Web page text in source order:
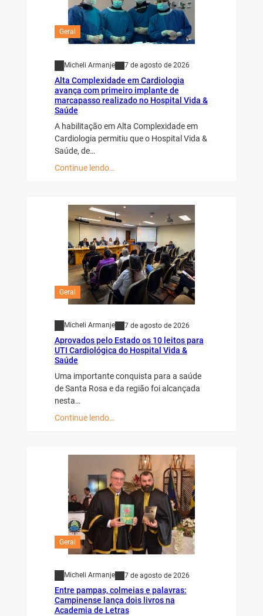
Geral
Micheli Armanje 7 de agosto de 2026
Alta Complexidade em Cardiologia
avança com primeiro implante de
marcapasso realizado no Hospital Vida &
Saúde
A habilitação em Alta Complexidade em
Cardiologia permitiu que o Hospital Vida &
Saúde, de…
Continue lendo…
Geral
Micheli Armanje 7 de agosto de 2026
Aprovados pelo Estado os 10 leitos para
UTI Cardiológica do Hospital Vida &
Saúde
Uma importante conquista para a saúde
de Santa Rosa e da região foi alcançada
nesta…
Continue lendo…
Geral
Micheli Armanje 7 de agosto de 2026
Entre pampas, colmeias e palavras:
Campinense lança dois livros na
Academia de Letras